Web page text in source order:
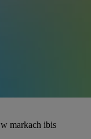
w markach ibis